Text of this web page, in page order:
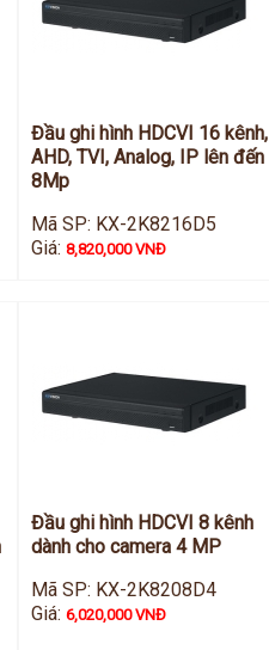
Đầu ghi hình HDCVI 16 kênh,
AHD, TVI, Analog, IP lên đến
8Mp
Mã SP: KX-2K8216D5
Giá:8,820,000 VNĐ
Đầu ghi hình HDCVI 8 kênh
dành cho camera 4 MP
Mã SP: KX-2K8208D4
Giá:6,020,000 VNĐ